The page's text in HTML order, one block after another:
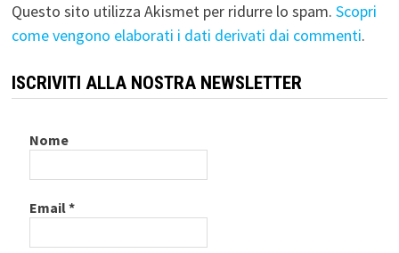
Questo sito utilizza Akismet per ridurre lo spam. Scopri
come vengono elaborati i dati derivati dai commenti.
ISCRIVITI ALLA NOSTRA NEWSLETTER
Nome
Email*